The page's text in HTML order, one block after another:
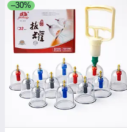
–30%